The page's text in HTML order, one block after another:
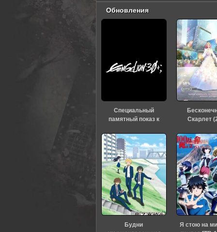
Обновления
Специальный
памятный показ к
«Евангелиона» (2026)
Скарлет
Будни
Я стою на